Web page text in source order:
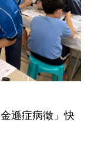
遜症病徵」快